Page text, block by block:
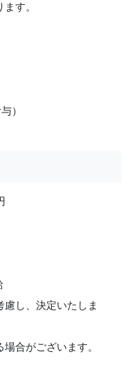
す。
）
し、決定いたしま
合がございます。